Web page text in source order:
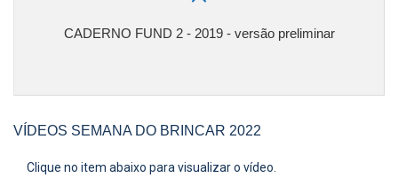
CADERNO FUND 2 - 2019 - versão preliminar
VÍDEOS SEMANA DO BRINCAR 2022
Clique no item abaixo para visualizar o vídeo.